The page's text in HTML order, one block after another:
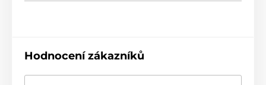
Hodnocení zákazníků